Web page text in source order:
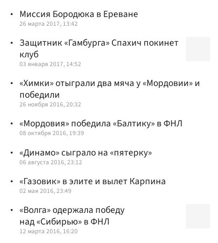
Миссия Бородюка в Ереване
26 марта 2017, 13:42
Защитник «Гамбурга» Спахич покинет
клуб
03 января 2017, 14:52
«Химки» отыграли два мяча у «Мордовии» и
победили
26 ноября 2016, 20:32
«Мордовия» победила «Балтику» в ФНЛ
08 октября 2016, 19:39
«Динамо» сыграло на «пятерку»
06 августа 2016, 23:12
«Газовик» в элите и вылет Карпина
02 мая 2016, 23:49
«Волга» одержала победу
над «Сибирью» в ФНЛ
12 марта 2016, 16:20